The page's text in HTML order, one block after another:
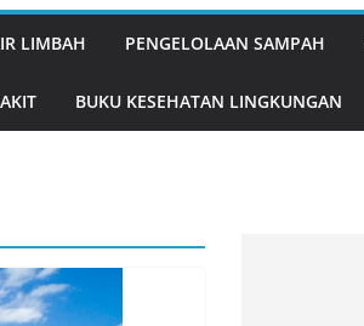
LIMBAH PENGELOLAAN SAMPAH
BUKU KESEHATAN LINGKUNGAN